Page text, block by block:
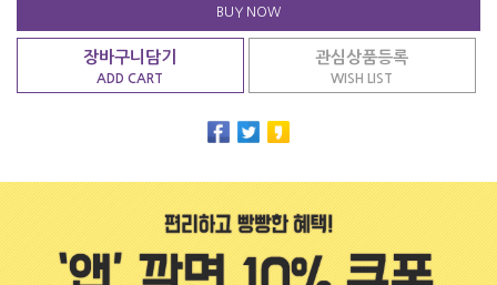
BUY NOW
장바구니담기
ADD CART
관심상품등록
WISH LIST